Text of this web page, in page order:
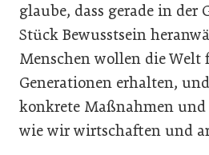
glaube, dass gerade in der
Stück Bewusstsein
Menschen wollen die Welt
Generationen erhalten,
konkrete Maßnahmen und
wie wir wirtschaften und